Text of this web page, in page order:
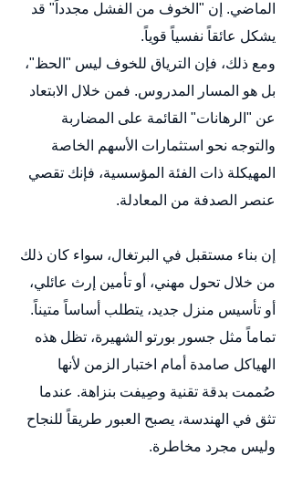
الماضي. إن "الخوف من الفشل مجدداً" قد
يشكل عائقاً نفسياً قوياً.
ومع ذلك، فإن الترياق للخوف ليس "الحظ"،
بل هو المسار المدروس. فمن خلال الابتعاد
عن "الرهانات" القائمة على المضاربة
والتوجه نحو استثمارات الأسهم الخاصة
المهيكلة ذات الفئة المؤسسية، فإنك تقصي
عنصر الصدفة من المعادلة.
إن بناء مستقبل في البرتغال، سواء كان ذلك
من خلال تحول مهني، أو تأمين إرث عائلي،
أو تأسيس منزل جديد، يتطلب أساساً متيناً.
تماماً مثل جسور بورتو الشهيرة، تظل هذه
الهياكل صامدة أمام اختبار الزمن لأنها
صُممت بدقة تقنية وصِيفت بنزاهة. عندما
تثق في الهندسة، يصبح العبور طريقاً للنجاح
وليس مجرد مخاطرة.